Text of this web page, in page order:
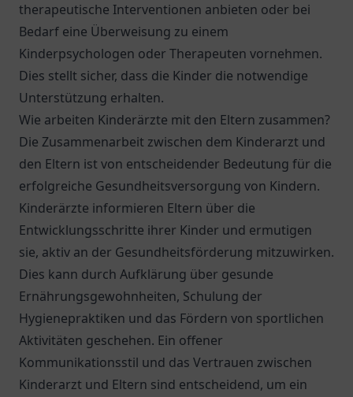
therapeutische Interventionen anbieten oder bei
Bedarf eine Überweisung zu einem
Kinderpsychologen oder Therapeuten vornehmen.
Dies stellt sicher, dass die Kinder die notwendige
Unterstützung erhalten.
Wie arbeiten Kinderärzte mit den Eltern zusammen?
Die Zusammenarbeit zwischen dem Kinderarzt und
den Eltern ist von entscheidender Bedeutung für die
erfolgreiche Gesundheitsversorgung von Kindern.
Kinderärzte informieren Eltern über die
Entwicklungsschritte ihrer Kinder und ermutigen
sie, aktiv an der Gesundheitsförderung mitzuwirken.
Dies kann durch Aufklärung über gesunde
Ernährungsgewohnheiten, Schulung der
Hygienepraktiken und das Fördern von sportlichen
Aktivitäten geschehen. Ein offener
Kommunikationsstil und das Vertrauen zwischen
Kinderarzt und Eltern sind entscheidend, um ein